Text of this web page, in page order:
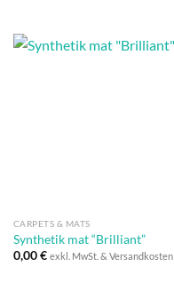
CARPETS & MATS
Synthetik mat “Brilliant”
0,00€ exkl. MwSt. & Versandkosten